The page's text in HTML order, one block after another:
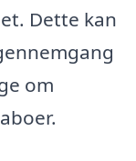
Dette kan
om